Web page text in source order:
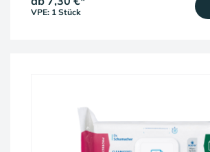
VPE: 1 Stück